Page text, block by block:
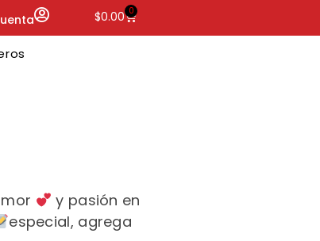
$0.00 0
y pasión en
especial, agrega